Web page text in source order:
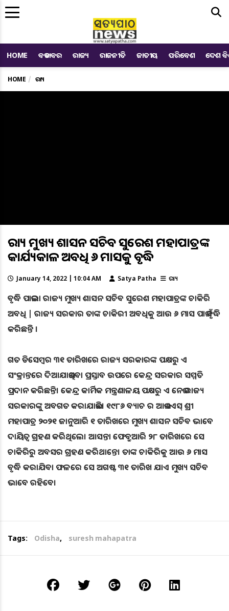
HOME ବଡ ଖବର ରାଜ୍ୟ ରାଜନୀତି ଜାତୀୟ ପରିବେଶ ଦେଶ
HOME ରାଜ୍ୟ
ରାଜ୍ୟ ମୁଖ୍ୟ ଶାସନ ସଚିବ ସୁରେଶ ମହାପାତ୍ରଙ୍କ
କାର୍ଯ୍ୟକାଳ ଅବଧି ୬ ମାସକୁ ବୃଦ୍ଧି
January 14, 2022 | 10:04 AM Satya Patha ରାଜ୍ୟ
ବୃଦ୍ଧି ପାଇଲା ରାଜ୍ୟ ମୁଖ୍ୟ ଶାସନ ସଚିବ ସୁରେଶ ମହାପାତ୍ରଙ୍କ ଚାକିରି
ଅବଧି | ରାଜ୍ୟ ସରକାର ତାଙ୍କ ଚାକିରୀ ଅବଧିକୁ ଆଉ ୬ ମାସ ପାଇଁ ବୃଦ୍ଧି
କରିଛନ୍ତି ।
ଗତ ଡିସେମ୍ବର ୩୧ ତାରିଖରେ ରାଜ୍ୟ ସରକାରଙ୍କ ପକ୍ଷରୁ ଏ
ସଂକ୍ରାନ୍ତରେ ଦିଆଯାଇଥିବା ପ୍ରସ୍ତାବ ଉପରେ କେନ୍ଦ୍ର ସରକାର ସମ୍ମତି
ପ୍ରଦାନ କରିଛନ୍ତି। କେନ୍ଦ୍ର କାର୍ମିକ ମନ୍ତ୍ରଣାଳୟ ପକ୍ଷରୁ ଏ ନେଇ ରାଜ୍ୟ
ସରକାରଙ୍କୁ ଅବଗତ କରାଯାଇଛି। ୧୯୮୬ ବ୍ୟାଚ ର ଆଇଏଏସ୍ ଶ୍ରୀ
ମହାପାତ୍ର ୨୦୨୧ ଜାନୁଆରି ୧ ତାରିଖରେ ମୁଖ୍ୟ ଶାସନ ସଚିବ ଭାବେ
ଦାୟିତ୍ବ ଗ୍ରହଣ କରିଥିଲେ। ଆସନ୍ତା ଫେବ୍ରୁଆରି ୨୮ ତାରିଖରେ ସେ
ଚାକିରିରୁ ଅବସର ଗ୍ରହଣ କରିଥାନ୍ତେ। ତାଙ୍କ ଚାକିରିକୁ ଆଉ ୬ ମାସ
ବୃଦ୍ଧି କରାଯିବା ଫଳରେ ସେ ଅଗଷ୍ଟ ୩୧ ତାରିଖ ଯାଏ ମୁଖ୍ୟ ସଚିବ
ଭାବେ ରହିବେ।
Tags: Odisha, suresh mahapatra